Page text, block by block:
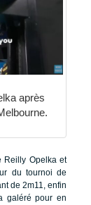
après
Reilly Opelka et
du tournoi de
de 2m11, enfin
galéré pour en